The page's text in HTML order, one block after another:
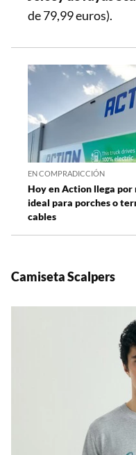
de 79,99 euros).
EN COMPRADICCIÓN
Hoy en Action llega por
ideal para porches o
cables
Camiseta Scalpers